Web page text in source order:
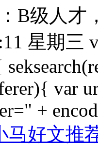
B级人才
星期三
var
+
马好文推